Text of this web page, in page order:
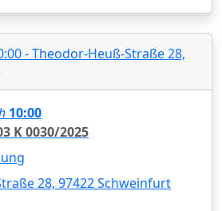
- Theodor-Heuß-Straße 28,
10:00
K 0030/2025
28, 97422 Schweinfurt